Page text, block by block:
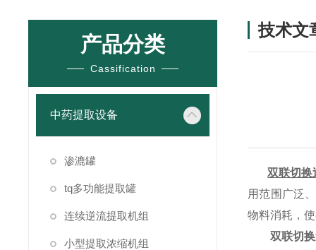
技术文
双联切换
用范围广泛
物料消耗，
双联切
产品分类
Cassification
中药提取设备
渗漉罐
tq多功能提取罐
连续逆流提取机组
小型提取浓缩机组